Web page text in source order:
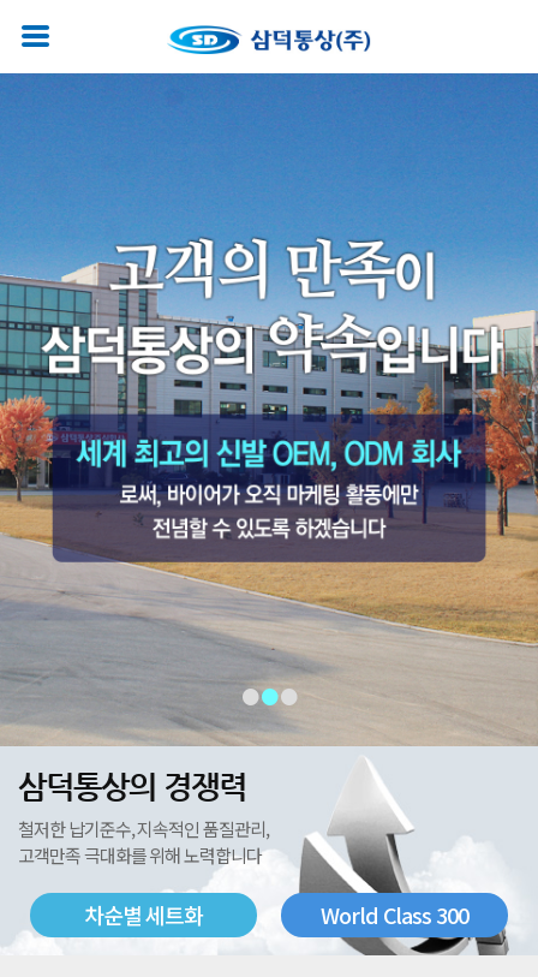
•••
삼덕통상의 경쟁력
철저한 납기준수, 지속적인 품질관리,
고객만족 극대화를 위해 노력합니다
차순별 세트화 World Class 300